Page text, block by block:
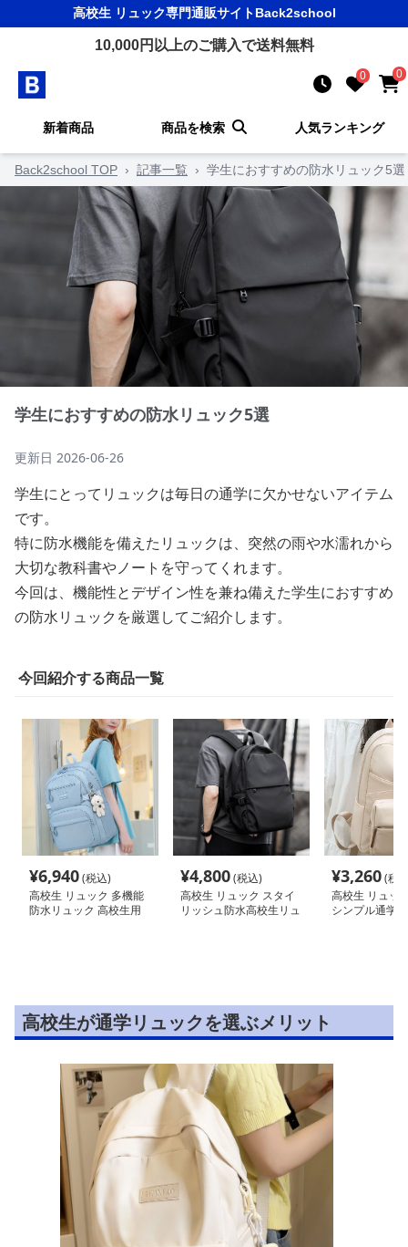
高校生 リュック専門通販サイトBack2school
10,000円以上のご購入で送料無料
0 0
新着商品 商品を検索 人気ランキング
Back2school TOP › 記事一覧 › 学生におすすめの防水リュック5選
学生におすすめの防水リュック5選
更新日 2026-06-26
学生にとってリュックは毎日の通学に欠かせないアイテム
です。
特に防水機能を備えたリュックは、突然の雨や水濡れから
大切な教科書やノートを守ってくれます。
今回は、機能性とデザイン性を兼ね備えた学生におすすめ
の防水リュックを厳選してご紹介します。
今回紹介する商品一覧
¥6,940(税込)
高校生 リュック 多機能
防水リュック 高校生用
¥4,800(税込)
高校生 リュック スタイ
リッシュ防水高校生リュ
¥3,260(税
高校生 リュッ
シンプル通学
高校生が通学リュックを選ぶメリット